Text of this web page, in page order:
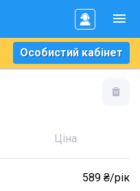
Особистий кабінет
Ціна
589 ₴/рік